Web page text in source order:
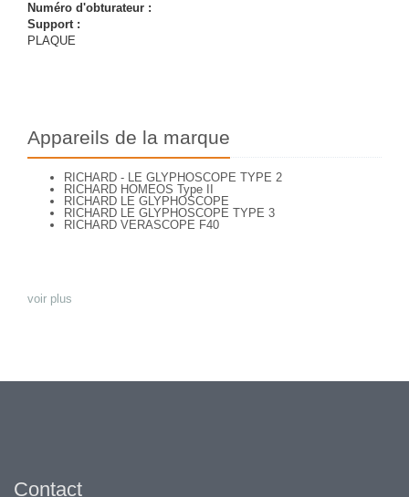
Numéro d'obturateur :
Support :
PLAQUE
Appareils de la marque
RICHARD - LE GLYPHOSCOPE TYPE 2
RICHARD HOMEOS Type II
RICHARD LE GLYPHOSCOPE
RICHARD LE GLYPHOSCOPE TYPE 3
RICHARD VERASCOPE F40
voir plus
Contact